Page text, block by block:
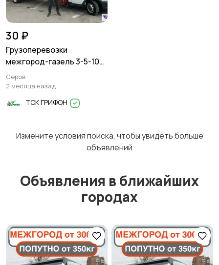
Уборка
Обучение Красота и здоровье
Деловые услуги
Писатели Сценаристы
30 ₽
Грузоперевозки
межгород-газель 3-5-10
тонн
Серов
2 месяца назад
ТСК ГРИФОН
Измените условия поиска, чтобы увидеть больше
объявлений
Объявления в ближайших
городах